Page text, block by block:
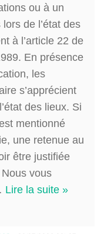
ou à un
de l’état des
à l’article 22 de
En présence
les
s’apprécient
des lieux. Si
mentionné
une retenue au
être justifiée
vous
Lire la suite »